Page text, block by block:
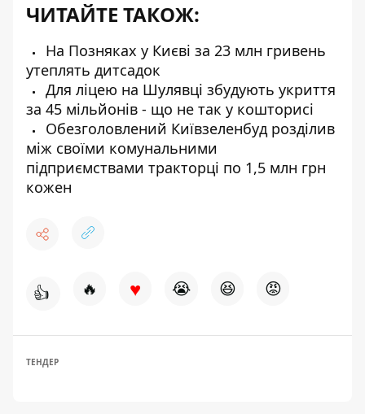
ЧИТАЙТЕ ТАКОЖ:
На Позняках у Києві за 23 млн гривень
утеплять дитсадок
Для ліцею на Шулявці збудують укриття
за 45 мільйонів - що не так у кошторисі
Обезголовлений Київзеленбуд розділив
між своїми комунальними
підприємствами тракторці по 1,5 млн грн
кожен
👍 🔥 ♥ 😭 😆 😡
ТЕНДЕР